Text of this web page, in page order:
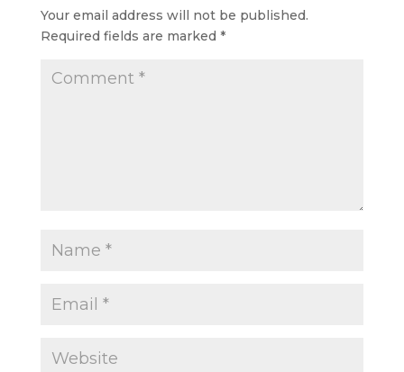
Your email address will not be published.
Required fields are marked *